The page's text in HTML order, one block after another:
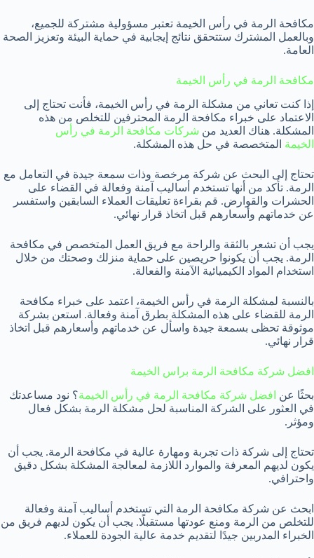
مكافحة الرمة في رأس الخيمة تعتبر مسؤولية مشتركة للجميع،
وبالعمل المشترك ستتحقق نتائج إيجابية في حماية البيئة وتعزيز الصحة
العامة.
مكافحة الرمة في رأس الخيمة
إذا كنت تعاني من مشكلة الرمة في رأس الخيمة، فأنت تحتاج إلى
الاعتماد على خبراء مكافحة الرمة المحترفين للتخلص من هذه
المشكلة. هناك العديد من شركات مكافحة الرمة في رأس
الخيمة المتخصصة في حل هذه المشكلة.
تحتاج إلى البحث عن شركة مرخصة وذات سمعة جيدة في التعامل مع
الرمة. تأكد من أنها تستخدم أساليب آمنة وفعالة في القضاء على
الحشرات والقوارض. قم بقراءة تعليقات العملاء السابقين واستفسر
عن خدماتهم وأسعارهم قبل اتخاذ قرار نهائي.
يجب أن تشعر بالثقة والراحة مع فريق العمل المتخصص في مكافحة
الرمة. يجب أن يكونوا حريصين على حماية منزلك وصحتك من خلال
استخدام المواد الكيميائية الآمنة والفعالة.
بالنسبة لمشكلة الرمة في رأس الخيمة، اعتمد على خبراء مكافحة
الرمة للقضاء على هذه المشكلة بطرق آمنة وفعالة. استعن بشركة
موثوقة تحظى بسمعة جيدة واسأل عن خدماتهم وأسعارهم قبل اتخاذ
قرار نهائي.
افضل شركة مكافحة الرمة براس الخيمة
بحثًا عن افضل شركة مكافحة الرمة في رأس الخيمة؟ نود مساعدتك
في العثور على الشركة المناسبة لحل مشكلة الرمة بشكل فعال
ومؤثر.
تحتاج إلى شركة ذات تجربة ومهارة عالية في مكافحة الرمة. يجب أن
يكون لديهم المعرفة والموارد اللازمة لمعالجة المشكلة بشكل دقيق
واحترافي.
ابحث عن شركة مكافحة الرمة التي تستخدم أساليب آمنة وفعالة
للتخلص من الرمة ومنع عودتها مستقبلًا. يجب أن يكون لديهم فريق من
الخبراء المدربين جيدًا لتقديم خدمة عالية الجودة للعملاء.